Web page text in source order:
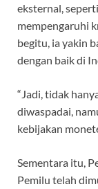
eksternal,
mempengaruhi
begitu, ia yakin
dengan baik di
“Jadi, tidak
diwaspadai,
kebijakan
Sementara itu,
Pemilu telah